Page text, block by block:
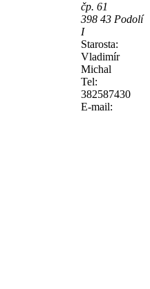
čp. 61
398 43 Podolí
I
Starosta:
Vladimír
Michal
Tel:
382587430
E-mail: